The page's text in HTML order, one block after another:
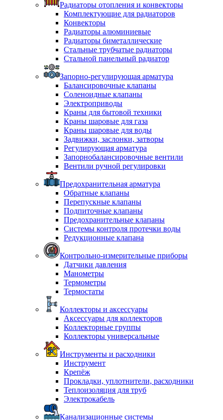
Радиаторы отопления и конвекторы
Комплектующие для радиаторов
Конвекторы
Радиаторы алюминиевые
Радиаторы биметаллические
Стальные трубчатые радиаторы
Стальной панельный радиатор
Запорно-регулирующая арматура
Балансировочные клапаны
Соленоидные клапаны
Электроприводы
Краны для бытовой техники
Краны шаровые для газа
Краны шаровые для воды
Задвижки, заслонки, затворы
Регулирующая арматура
Запорнобалансировочные вентили
Вентили ручной регулировки
Предохранительная арматура
Обратные клапаны
Перепускные клапаны
Подпиточные клапаны
Предохранительные клапаны
Системы контроля протечки воды
Редукционные клапана
Контрольно-измерительные приборы
Датчики давления
Манометры
Термометры
Термостаты
Коллекторы и аксессуары
Аксессуары для коллекторов
Коллекторные группы
Коллекторы универсальные
Инструменты и расходники
Инструмент
Крепёж
Прокладки, уплотнители, расходники
Теплоизоляция для труб
Электрокабель
Канализационные системы